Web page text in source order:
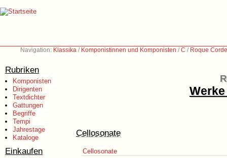
Navigation: Klassika / Komponistinnen und Komponisten /C / Roque
Rubriken
Komponisten
Dirigenten
Textdichter
Gattungen
Begriffe
Tempi
Jahrestage
Kataloge
Einkaufen
Cellosonate
Cellosonate